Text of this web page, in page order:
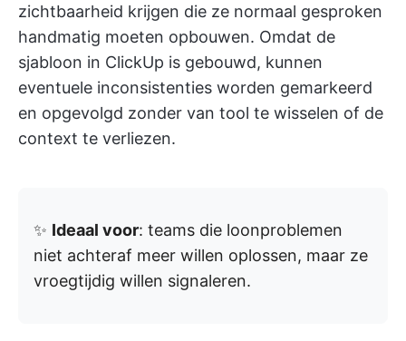
zichtbaarheid krijgen die ze normaal gesproken
handmatig moeten opbouwen. Omdat de
sjabloon in ClickUp is gebouwd, kunnen
eventuele inconsistenties worden gemarkeerd
en opgevolgd zonder van tool te wisselen of de
context te verliezen.
✨ Ideaal voor: teams die loonproblemen
niet achteraf meer willen oplossen, maar ze
vroegtijdig willen signaleren.